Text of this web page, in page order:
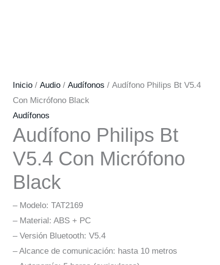
Inicio /Audio /Audífonos / Audífono Philips Bt V5.4
Con Micrófono Black
Audífonos
Audífono Philips Bt
V5.4 Con Micrófono
Black
– Modelo: TAT2169
– Material: ABS + PC
– Versión Bluetooth: V5.4
– Alcance de comunicación: hasta 10 metros